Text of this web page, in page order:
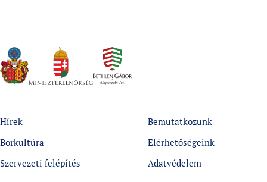
Hírek
Borkultúra
Szervezeti felépítés
Bemutatkozunk
Elérhetőségeink
Adatvédelem